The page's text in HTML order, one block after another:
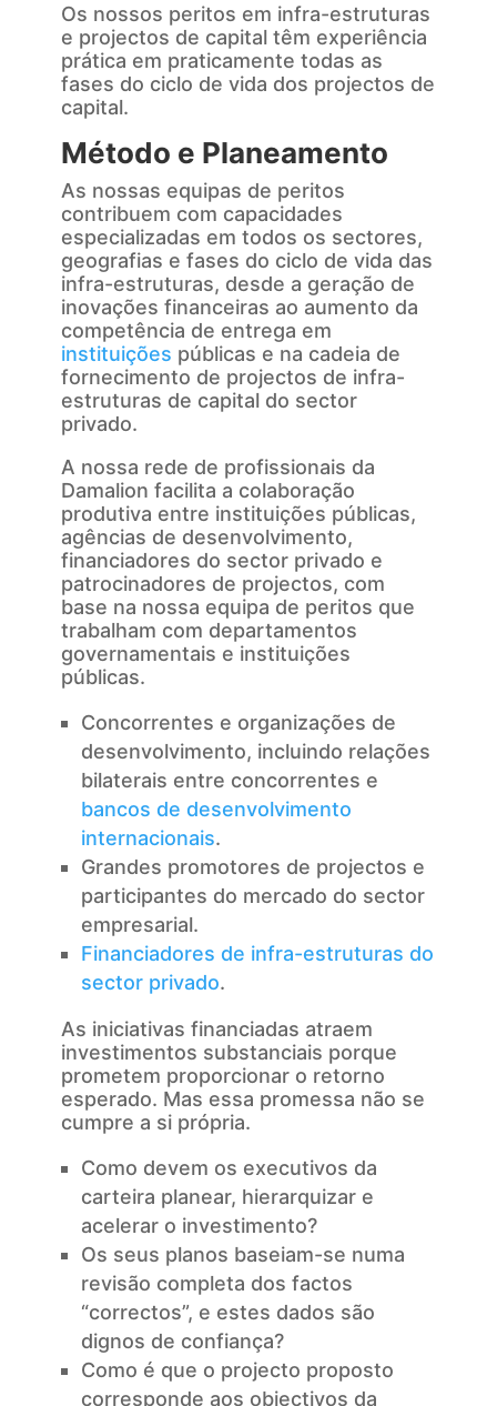
Os nossos peritos em infra-estruturas
e projectos de capital têm experiência
prática em praticamente todas as
fases do ciclo de vida dos projectos de
capital.
Método e Planeamento
As nossas equipas de peritos
contribuem com capacidades
especializadas em todos os sectores,
geografias e fases do ciclo de vida das
infra-estruturas, desde a geração de
inovações financeiras ao aumento da
competência de entrega em
instituições públicas e na cadeia de
fornecimento de projectos de infra-
estruturas de capital do sector
privado.
A nossa rede de profissionais da
Damalion facilita a colaboração
produtiva entre instituições públicas,
agências de desenvolvimento,
financiadores do sector privado e
patrocinadores de projectos, com
base na nossa equipa de peritos que
trabalham com departamentos
governamentais e instituições
públicas.
Concorrentes e organizações de
desenvolvimento, incluindo relações
bilaterais entre concorrentes e
bancos de desenvolvimento
internacionais.
Grandes promotores de projectos e
participantes do mercado do sector
empresarial.
Financiadores de infra-estruturas do
sector privado.
As iniciativas financiadas atraem
investimentos substanciais porque
prometem proporcionar o retorno
esperado. Mas essa promessa não se
cumpre a si própria.
Como devem os executivos da
carteira planear, hierarquizar e
acelerar o investimento?
Os seus planos baseiam-se numa
revisão completa dos factos
“correctos”, e estes dados são
dignos de confiança?
Como é que o projecto proposto
corresponde aos objectivos da